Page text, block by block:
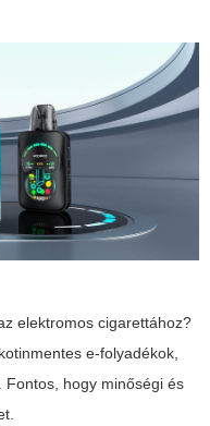
elektromos cigarettához?
e-folyadékok,
hogy minőségi és